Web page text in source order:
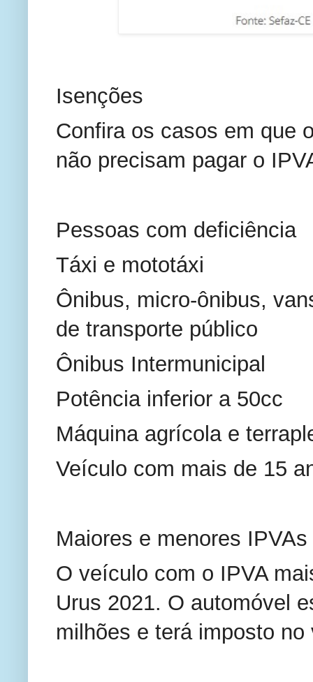
Isenções
Confira os casos em que
não precisam pagar o
Pessoas com deficiência
Táxi e mototáxi
Ônibus, micro-ônibus,
de transporte público
Ônibus Intermunicipal
Potência inferior a 50cc
Máquina agrícola e
Veículo com mais de 15
Maiores e menores IPVAs
O veículo com o IPVA
Urus 2021. O automóvel
milhões e terá imposto